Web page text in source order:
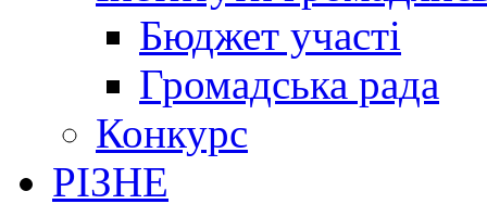
Бюджет участі
Громадська рада
Конкурс
РІЗНЕ